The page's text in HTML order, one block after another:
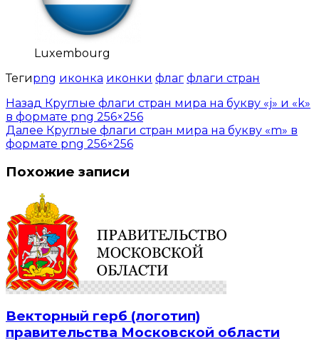
Luxembourg
Тегиpng иконка иконки флаг флаги стран
Назад Круглые флаги стран мира на букву «j» и «k»
в формате png 256×256
Далее Круглые флаги стран мира на букву «m» в
формате png 256×256
Похожие записи
Векторный герб (логотип)
правительства Московской области